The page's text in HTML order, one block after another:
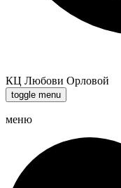
КЦ Любови Орловой
toggle menu
меню